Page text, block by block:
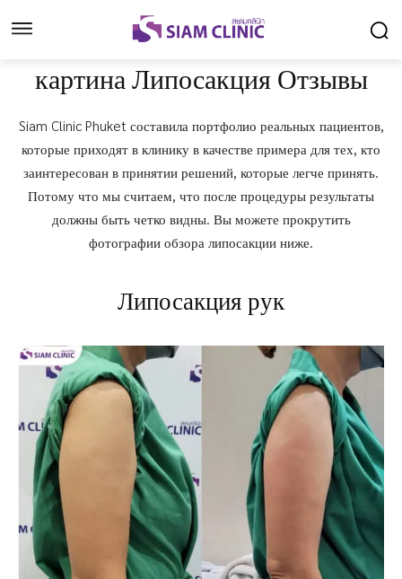
картина Липосакция Отзывы
Siam Clinic Phuket составила портфолио реальных пациентов,
которые приходят в клинику в качестве примера для тех, кто
заинтересован в принятии решений, которые легче принять.
Потому что мы считаем, что после процедуры результаты
должны быть четко видны. Вы можете прокрутить
фотографии обзора липосакции ниже.
Липосакция рук